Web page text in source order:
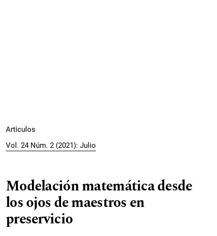
Artículos
Vol. 24 Núm. 2 (2021): Julio
Modelación matemática desde
los ojos de maestros en
preservicio